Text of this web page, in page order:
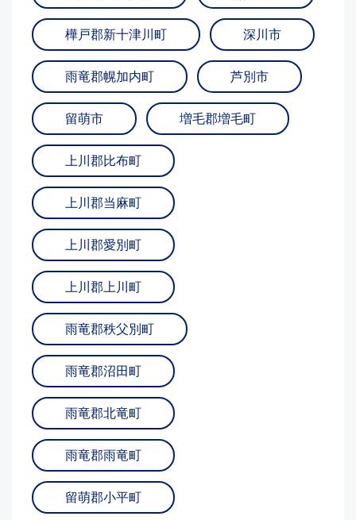
樺戸郡新十津川町 深川市
雨竜郡幌加内町 芦別市
留萌市 増毛郡増毛町
上川郡比布町
上川郡当麻町
上川郡愛別町
上川郡上川町
雨竜郡秩父別町
雨竜郡沼田町
雨竜郡北竜町
雨竜郡雨竜町
留萌郡小平町